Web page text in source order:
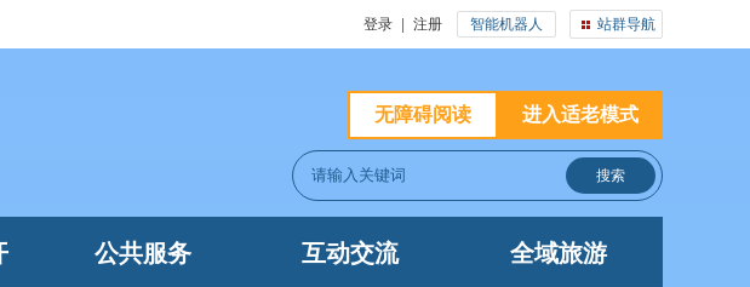
站群导航
登录 注册 智能机器人
进入适老模式
无障碍阅读
公共服务 互动交流 全域旅游